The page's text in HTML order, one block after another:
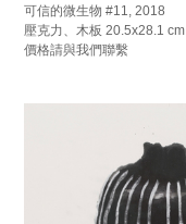
可信的微生物 #11, 2018
壓克力、木板 20.5x28.1 cm
價格請與我們聯繫